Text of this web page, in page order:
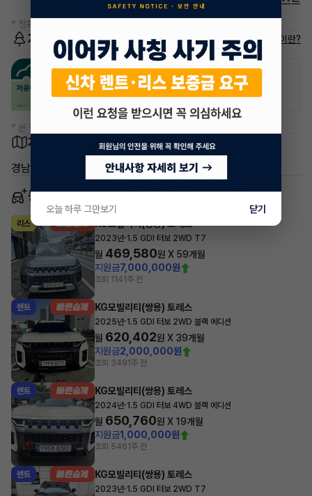
* 정확한 정보는 판매자와 반드시 확인하시기 바랍니다.
저공해차량 정보 저공해차량이란?
공항주차장
20% 할인
공영주차장
50% 할인
* 본 정보는 지자체마다 다를 수 있으니 실제 정보와 확인해 주세요.
차량 위치
경남 진주시 충무공동
동일 차종 이어카
리스 KG모빌리티(쌍용) 토레스
2023년·1.5 GDI 터보 2WD T7
월 469,580원 X 59개월
지원금7,000,000원
조회 1141주 전
렌트 KG모빌리티(쌍용) 토레스
2025년·1.5 GDI 터보 2WD 블랙 에디션
월 620,402원 X 39개월
지원금2,000,000원
조회 3491주 전
렌트 KG모빌리티(쌍용) 토레스
2024년·1.5 GDI 터보 4WD 블랙 에디션
월 650,760원 X 19개월
지원금1,000,000원
조회 5461주 전
렌트 KG모빌리티(쌍용) 토레스
2023년·1.5 GDI 터보 2WD T7
오늘 하루 그만보기 닫기